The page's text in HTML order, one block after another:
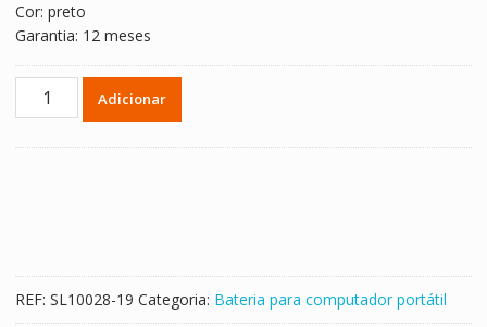
Cor: preto
Garantia: 12 meses
Quantidade
model
MU06,593554-
Adicionar
REF: SL10028-19 Categoria: Bateria para computador portátil